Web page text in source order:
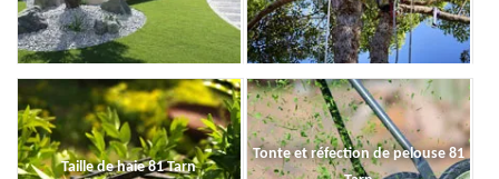
Taille de haie 81 Tarn
Tonte et réfection de pelouse 81